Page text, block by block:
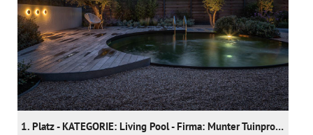
1. Platz - KATEGORIE: Living Pool - Firma: Munter Tuinprojecten